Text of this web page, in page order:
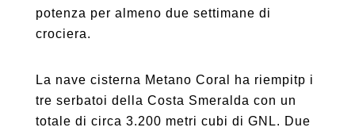
potenza per almeno due settimane di
crociera.
La nave cisterna Metano Coral ha riempitp i
tre serbatoi della Costa Smeralda con un
totale di circa 3.200 metri cubi di GNL. Due